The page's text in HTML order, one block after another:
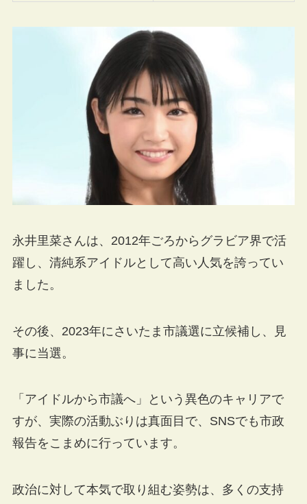
永井里菜さんは、2012年ごろからグラビア界で活
躍し、清純系アイドルとして高い人気を誇ってい
ました。
その後、2023年にさいたま市議選に立候補し、見
事に当選。
「アイドルから市議へ」という異色のキャリアで
すが、実際の活動ぶりは真面目で、SNSでも市政
報告をこまめに行っています。
政治に対して本気で取り組む姿勢は、多くの支持